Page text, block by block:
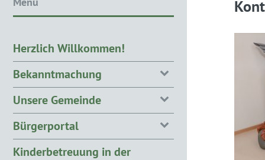
Herzlich Willkommen!
Bekanntmachung
Unsere Gemeinde
Bürgerportal
Kinderbetreuung in der